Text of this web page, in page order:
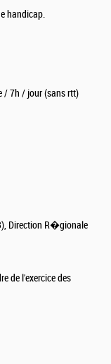
handicap.
/ 7h / jour (sans rtt)
Direction R�gionale
de l'exercice des